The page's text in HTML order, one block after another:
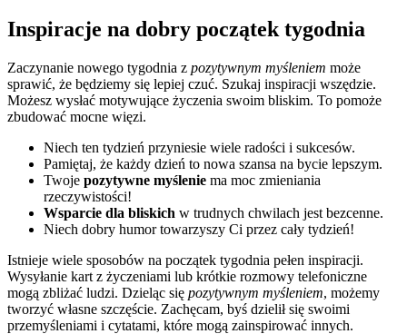
Inspiracje na dobry początek tygodnia
Zaczynanie nowego tygodnia z pozytywnym myśleniem może
sprawić, że będziemy się lepiej czuć. Szukaj inspiracji wszędzie.
Możesz wysłać motywujące życzenia swoim bliskim. To pomoże
zbudować mocne więzi.
Niech ten tydzień przyniesie wiele radości i sukcesów.
Pamiętaj, że każdy dzień to nowa szansa na bycie lepszym.
Twoje pozytywne myślenie ma moc zmieniania
rzeczywistości!
Wsparcie dla bliskich w trudnych chwilach jest bezcenne.
Niech dobry humor towarzyszy Ci przez cały tydzień!
Istnieje wiele sposobów na początek tygodnia pełen inspiracji.
Wysyłanie kart z życzeniami lub krótkie rozmowy telefoniczne
mogą zbliżać ludzi. Dzieląc się pozytywnym myśleniem, możemy
tworzyć własne szczęście. Zachęcam, byś dzielił się swoimi
przemyśleniami i cytatami, które mogą zainspirować innych.